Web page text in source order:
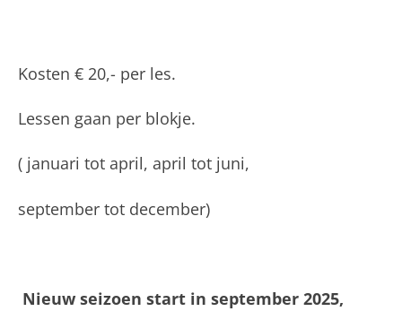
Kosten € 20,- per les.
Lessen gaan per blokje.
( januari tot april, april tot juni,
september tot december)
Nieuw seizoen start in september 2025,